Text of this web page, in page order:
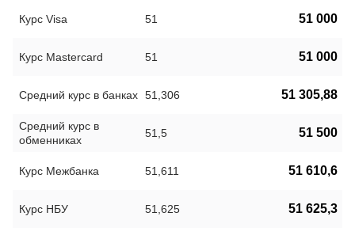
Курс Visa 51 51 000
Курс Mastercard 51 51 000
Средний курс в банках 51,306 51 305,88
Средний курс в
обменниках
51,5 51 500
Курс Межбанка 51,611 51 610,6
Курс НБУ 51,625 51 625,3